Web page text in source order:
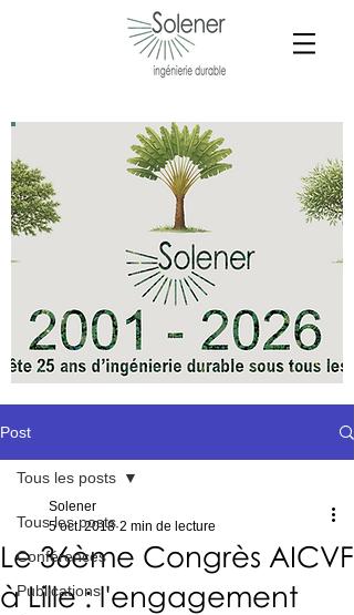
Post
Tous les posts
Conférences
Publications
Tous les posts
Le 36ème Congrès AICVF
à Lille : l'engagement
Solener
5 oct. 2018 2 min de lecture